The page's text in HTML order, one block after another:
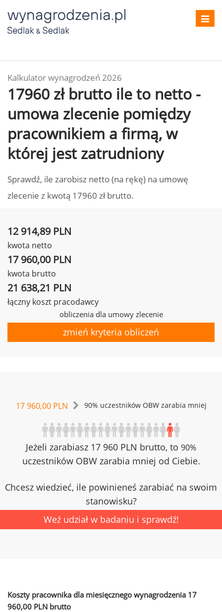
Kalkulator wynagrodzeń 2026
17960 zł brutto ile to netto -
umowa zlecenie pomiędzy
pracownikiem a firmą, w
której jest zatrudniony
Sprawdź, ile zarobisz netto (na rękę) na umowę
zlecenie z kwotą 17960 zł brutto.
12 914,89 PLN
kwota netto
17 960,00 PLN
kwota brutto
21 638,21 PLN
łączny koszt pracodawcy
obliczenia dla umowy zlecenie
zmień kryteria obliczeń
17 960,00 PLN 90% uczestników OBW zarabia mniej
Jeżeli zarabiasz 17 960 PLN brutto, to 90%
uczestników OBW zarabia mniej od Ciebie.
Chcesz wiedzieć, ile powinieneś zarabiać na swoim
stanowisku?
Weź udział w badaniu i sprawdź!
Koszty pracownika dla miesięcznego wynagrodzenia 17
960,00 PLN brutto